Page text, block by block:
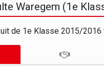
Waregem (1e
de 1e Klasse 2015/2016